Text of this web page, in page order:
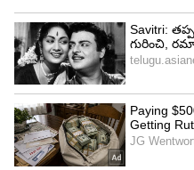
Mahesh Babu
అటు సూపర్ స్టార్ మహేష్